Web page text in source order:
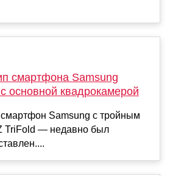
смартфона Samsung
основной квадрокамерой
Samsung с тройным
TriFold — недавно был